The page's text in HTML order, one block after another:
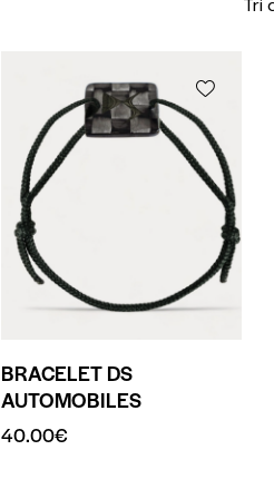
BRACELET DS
AUTOMOBILES
40.00€